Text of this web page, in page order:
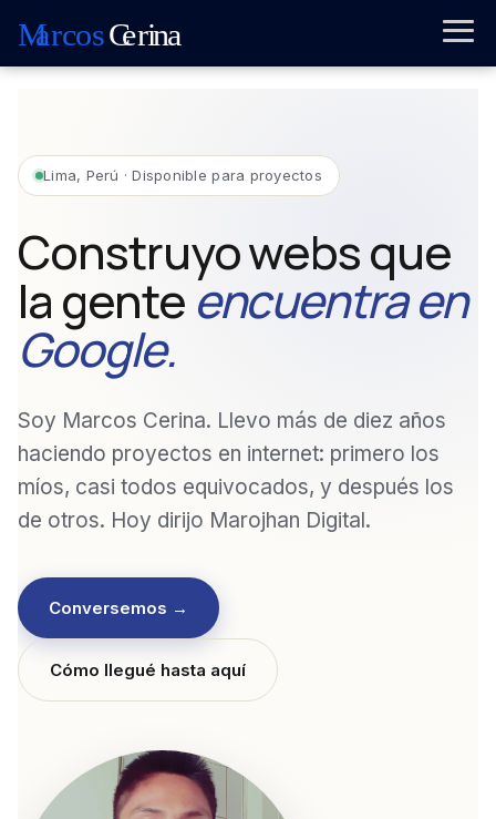
Lima, Perú · Disponible para proyectos
Construyo webs que
la genteencuentra en
Google.
Soy Marcos Cerina. Llevo más de diez años
haciendo proyectos en internet: primero los
míos, casi todos equivocados, y después los
de otros. Hoy dirijo Marojhan Digital.
Conversemos →
Cómo llegué hasta aquí